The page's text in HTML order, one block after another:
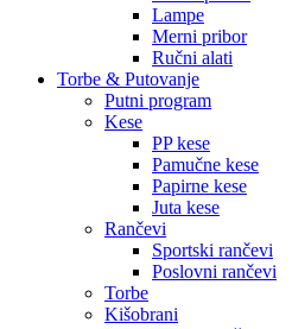
Lampe
Merni pribor
Ručni alati
Torbe & Putovanje
Putni program
Kese
PP kese
Pamučne kese
Papirne kese
Juta kese
Rančevi
Sportski rančevi
Poslovni rančevi
Torbe
Kišobrani